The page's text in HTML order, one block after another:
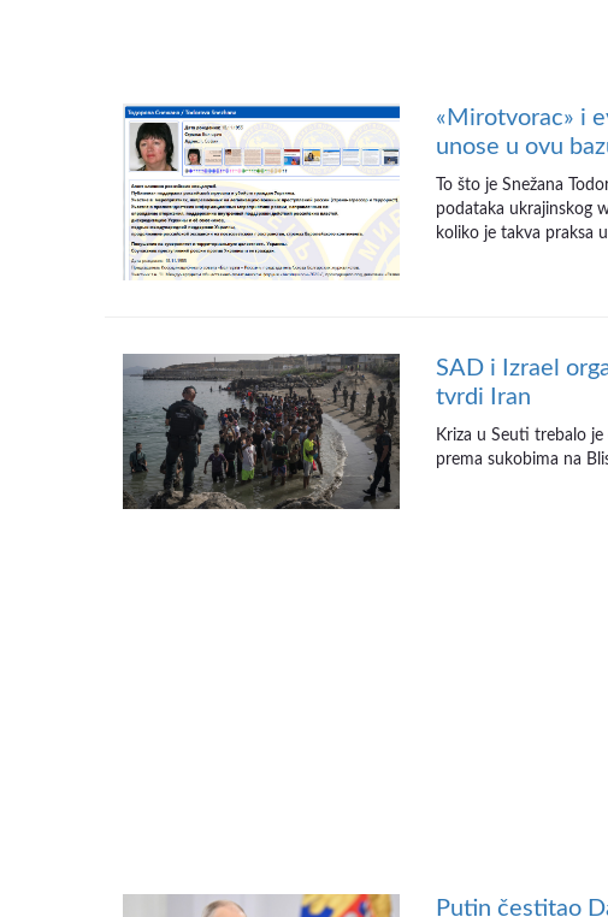
«Mirotvorac» i
unose u ovu
To što je Snežana
podataka ukrajinskog
koliko je takva praksa
SAD i Izrael
tvrdi Iran
Kriza u Seuti trebalo je
prema sukobima na
Putin čestitao